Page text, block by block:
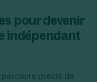
pour devenir
indépendant
parcours précis de